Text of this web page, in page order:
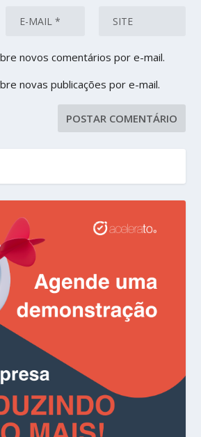
novos comentários por e-mail.
novas publicações por e-mail.